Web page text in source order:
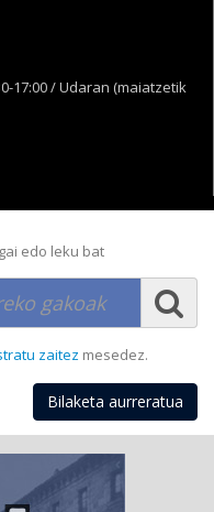
17:00 / Udaran (maiatzetik
edo leku bat
zaitez mesedez.
Bilaketa aurreratua